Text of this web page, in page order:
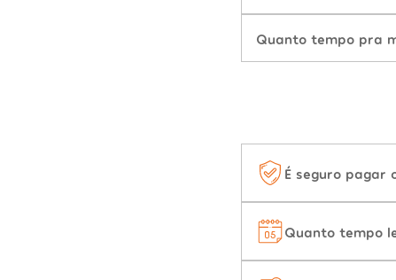
Quanto tempo pra
É seguro pagar
Quanto tempo